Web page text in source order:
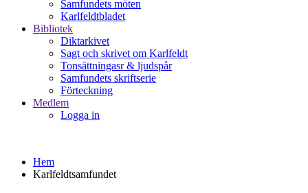
Samfundets möten
Karlfeldtbladet
Bibliotek
Diktarkivet
Sagt och skrivet om Karlfeldt
Tonsättningasr & ljudspår
Samfundets skriftserie
Förteckning
Medlem
Logga in
Hem
Karlfeldtsamfundet